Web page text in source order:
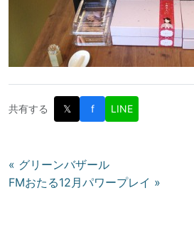
共有する 𝕏 f LINE
投
稿
« グリーンバザール
FMおたる12月パワープレイ »